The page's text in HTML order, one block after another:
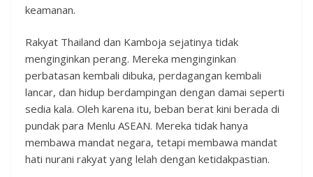
keamanan.
Rakyat Thailand dan Kamboja sejatinya tidak
menginginkan perang. Mereka menginginkan
perbatasan kembali dibuka, perdagangan kembali
lancar, dan hidup berdampingan dengan damai seperti
sedia kala. Oleh karena itu, beban berat kini berada di
pundak para Menlu ASEAN. Mereka tidak hanya
membawa mandat negara, tetapi membawa mandat
hati nurani rakyat yang lelah dengan ketidakpastian.